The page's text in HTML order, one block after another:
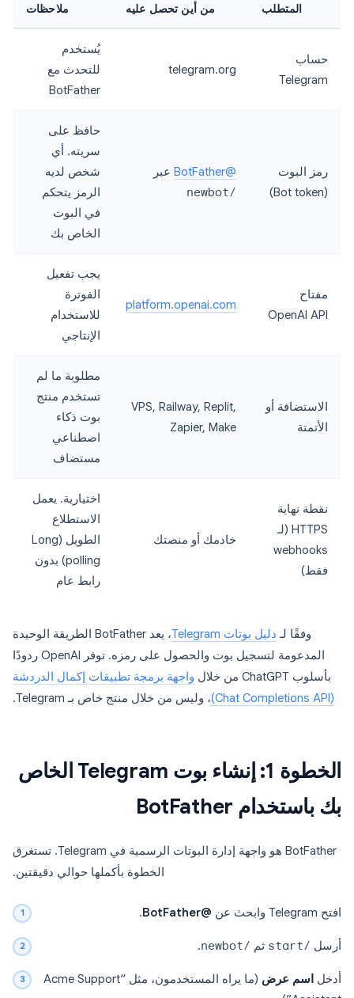
المتطلب من أين تحصل عليه ملاحظات
حساب
Telegram
telegram.org
يُستخدم
للتحدث مع
BotFather
رمز البوت
(Bot token)
@BotFather
عبر
/newbot
حافظ على
سريته. أي
شخص لديه
الرمز يتحكم
في البوت
الخاص بك
مفتاح
OpenAI API
platform.openai.com
يجب تفعيل
الفوترة
للاستخدام
الإنتاجي
الاستضافة أو
الأتمتة
VPS, Railway, Replit,
Zapier, Make
مطلوبة ما لم
تستخدم منتج
بوت ذكاء
اصطناعي
مستضاف
نقطة نهاية
HTTPS (لـ
webhooks
فقط)
خادمك أو منصتك
اختيارية. يعمل
الاستطلاع
الطويل (Long
polling) بدون
رابط عام
وفقًا لـ دليل بوتات Telegram
، يعد BotFather الطريقة الوحيدة
المدعومة لتسجيل بوت والحصول على رمزه. توفر OpenAI ردودًا
بأسلوب ChatGPT من خلال
واجهة برمجة تطبيقات إكمال الدردشة
(Chat Completions API)
، وليس من خلال منتج خاص بـ Telegram.
الخطوة 1: إنشاء بوت Telegram الخاص
بك باستخدام BotFather
BotFather هو واجهة إدارة البوتات الرسمية في Telegram. تستغرق
الخطوة بأكملها حوالي دقيقتين.
افتح Telegram وابحث عن @BotFather
.
أرسل /start ثم /newbot
.
أدخل اسم عرض
(ما يراه المستخدمون، مثل “Acme Support